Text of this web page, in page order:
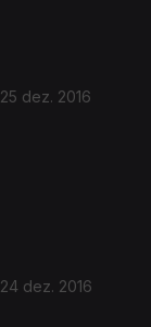
25 dez. 2016
24 dez. 2016